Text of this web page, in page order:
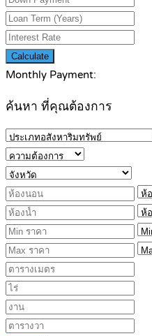
Calculate
Monthly Payment:
ค้นหา ที่คุณต้องการ